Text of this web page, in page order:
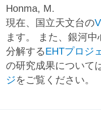
Honma, M.
現在、国立天文台の
ます。 また、銀河
分解するEHTプロジ
の研究成果について
ジをご覧ください。